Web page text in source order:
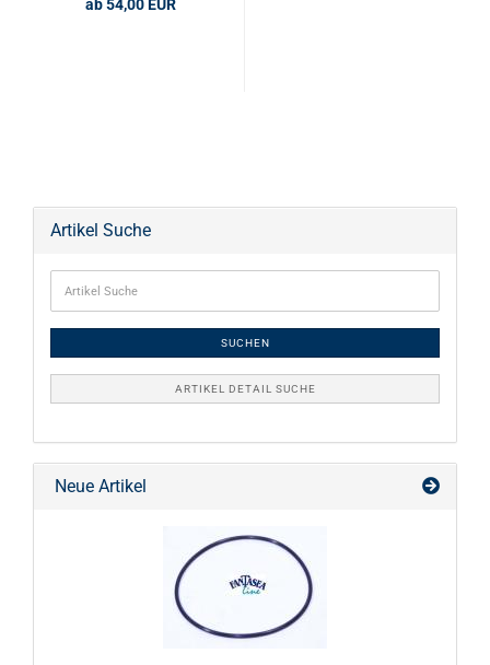
ab 54,00 EUR
Artikel Suche
SUCHEN
ARTIKEL DETAIL SUCHE
Neue Artikel